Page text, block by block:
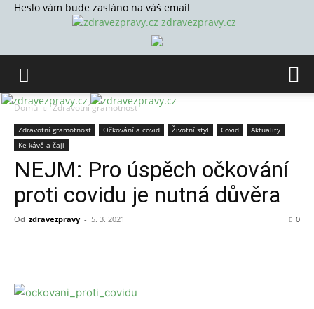
Heslo vám bude zasláno na váš email
zdravezpravy.cz
Domů Zdravotní gramotnost
Zdravotní gramotnost Očkování a covid Životní styl Covid
Aktuality
Ke kávě a čaji
NEJM: Pro úspěch očkování
proti covidu je nutná důvěra
Od zdravezpravy - 5. 3. 2021 0